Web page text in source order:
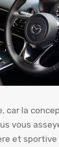
car la
vous
et sportive